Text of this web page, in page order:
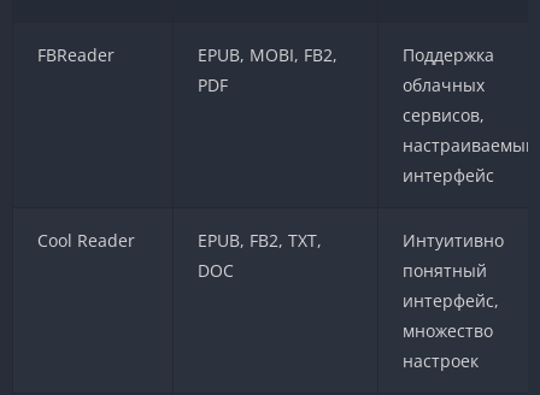
FBReader
EPUB, MOBI, FB2,
PDF
Поддержка
облачных
сервисов,
настраиваемый
интерфейс
Cool Reader
EPUB, FB2, TXT,
DOC
Интуитивно
понятный
интерфейс,
множество
настроек